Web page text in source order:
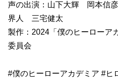
声の出演：山下大輝 岡本
界人 三宅健太
製作：2024「僕のヒーローア
委員会
#僕のヒーローアカデミア #ヒ